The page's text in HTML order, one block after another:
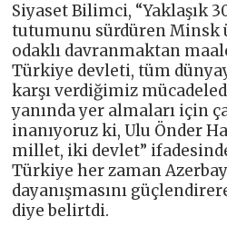
Siyaset Bilimci, “Yaklaşık
tutumunu sürdüren Minsk
odaklı davranmaktan
Türkiye devleti, tüm
karşı verdiğimiz
yanında yer almaları için
inanıyoruz ki, Ulu Önder
millet, iki devlet”
Türkiye her zaman
dayanışmasını
diye belirtdi.